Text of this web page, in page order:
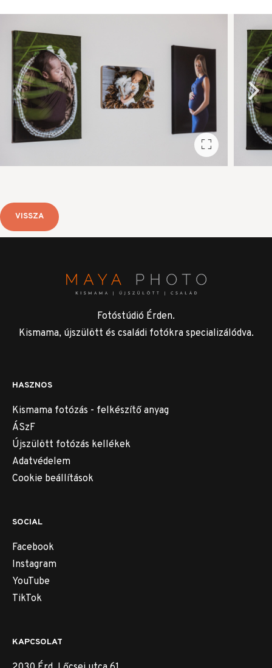
VISSZA
Fotóstúdió Érden.
Kismama, újszülött és családi fotókra specializálódva.
HASZNOS
Kismama fotózás - felkészítő anyag
ÁSzF
Újszülött fotózás kellékek
Adatvédelem
Cookie beállítások
SOCIAL
Facebook
Instagram
YouTube
TikTok
KAPCSOLAT